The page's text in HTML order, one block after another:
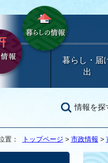
暮らし・届
出
情報を探
置： トップページ > 市政情報 >